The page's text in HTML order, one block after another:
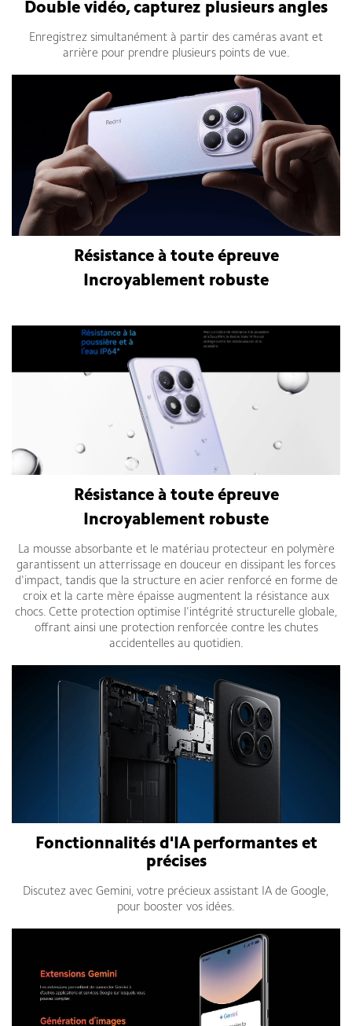
Double vidéo, capturez plusieurs angles
Enregistrez simultanément à partir des caméras avant et
arrière pour prendre plusieurs points de vue.
Résistance à toute épreuve
Incroyablement robuste
Résistance à toute épreuve
Incroyablement robuste
La mousse absorbante et le matériau protecteur en polymère
garantissent un atterrissage en douceur en dissipant les forces
d'impact, tandis que la structure en acier renforcé en forme de
croix et la carte mère épaisse augmentent la résistance aux
chocs. Cette protection optimise l'intégrité structurelle globale,
offrant ainsi une protection renforcée contre les chutes
accidentelles au quotidien.
Fonctionnalités d'IA performantes et
précises
Discutez avec Gemini, votre précieux assistant IA de Google,
pour booster vos idées.